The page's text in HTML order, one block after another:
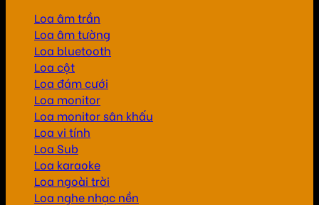
Loa âm trần
Loa âm tường
Loa bluetooth
Loa cột
Loa đám cưới
Loa monitor
Loa monitor sân khấu
Loa vi tính
Loa Sub
Loa karaoke
Loa ngoài trời
Loa nghe nhạc nền